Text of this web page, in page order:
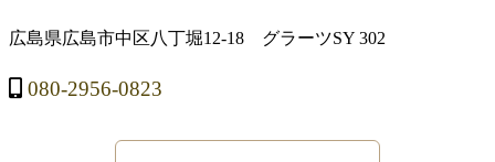
広島県広島市中区八丁堀12-18 グラーツSY 302
080-2956-0823